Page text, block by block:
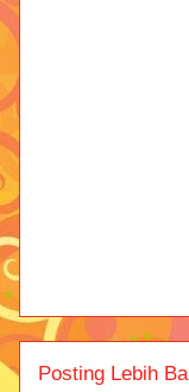
Posting Lebih